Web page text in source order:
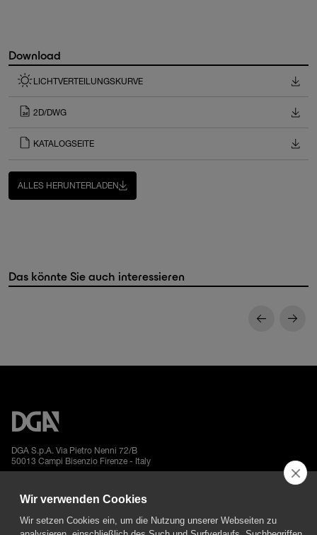
Download
LICHTVERTEILUNGSKURVE
2D/DWG
KATALOGSEITE
ALLES HERUNTERLADEN
Das könnte Sie auch interessieren
DGA S.p.A. Via Pietro Nenni 72/B
50013 Campi Bisenzio Firenze - Italy
Wir verwenden Cookies
Wir setzen Cookies ein, um die Nutzung unserer Webseiten zu